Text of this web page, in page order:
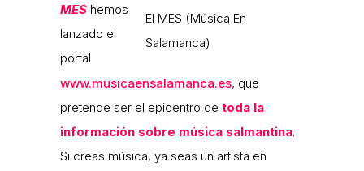
El MES (Música En
Salamanca)
MES hemos
lanzado el
portal
www.musicaensalamanca.es, que
pretende ser el epicentro de toda la
información sobre música salmantina.
Si creas música, ya seas un artista en